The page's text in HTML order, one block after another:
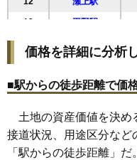
32 森合町
34 泉
35 堀河町
37 郷野目
13 平野駅
医王寺前駅
16 笹谷駅
桜水駅
19 庭坂駅
価格を詳細に分析
■駅からの徒歩距離で価
土地の資産価値を決め
接道状況、用途区分など
「駅からの徒歩距離」だ。